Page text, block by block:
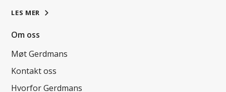
LES MER
Om oss
Møt Gerdmans
Kontakt oss
Hvorfor Gerdmans